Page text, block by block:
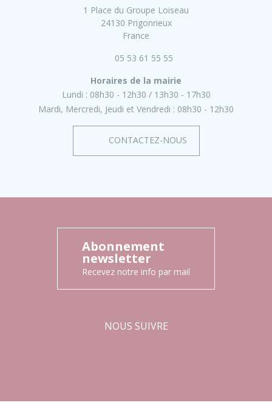
1 Place du Groupe Loiseau
24130 Prigonrieux
France
05 53 61 55 55
Horaires de la mairie
Lundi : 08h30 - 12h30
13h30 - 17h30
Mardi, Mercredi, Jeudi et Vendredi : 08h30 - 12h30
CONTACTEZ-NOUS
Abonnement
newsletter
Recevez notre info par mail
NOUS SUIVRE